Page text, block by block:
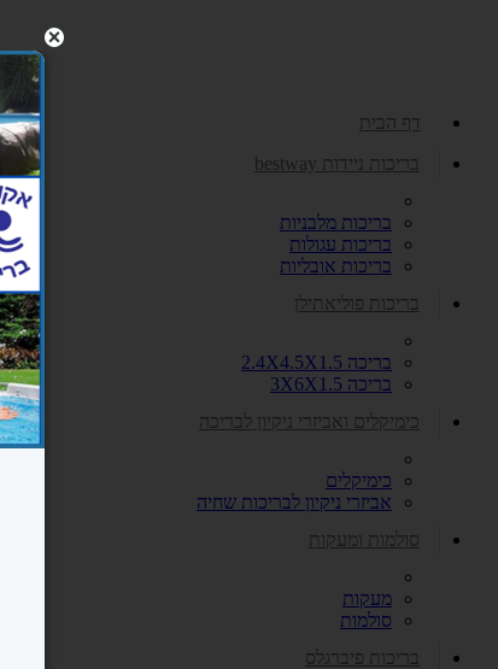
דף הבית
בריכות ניידות bestway
בריכות מלבניות
בריכות עגולות
בריכות אובליות
בריכות פוליאתילן
בריכה 2.4X4.5X1.5
בריכה 3X6X1.5
כימיקלים ואביזרי ניקיון לבריכה
כימיקלים
אביזרי ניקיון לבריכות שחיה
סולמות ומעקות
מעקות
סולמות
בריכות פיברגלס